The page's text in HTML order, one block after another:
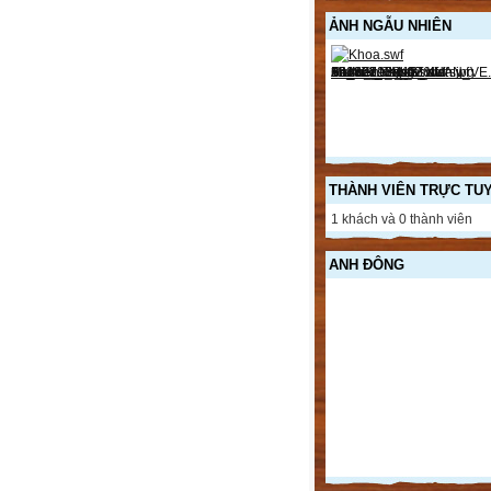
ẢNH NGẪU NHIÊN
THÀNH VIÊN TRỰC
1 khách và 0 thành viên
ANH ĐÔNG